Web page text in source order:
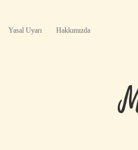
Yasal Uyarı Hakkımızda